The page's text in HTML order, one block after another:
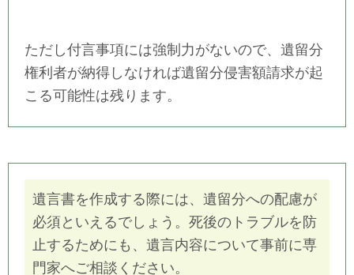
ただし付言事項には強制力がないので、遺留分
権利者が納得しなければ遺留分侵害額請求が起
こる可能性は残ります。
遺言書を作成する際には、遺留分への配慮が
必須といえるでしょう。死後のトラブルを防
止するためにも、遺言内容について事前に専
門家へご相談ください。